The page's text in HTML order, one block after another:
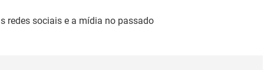
redes sociais e a mídia no passado